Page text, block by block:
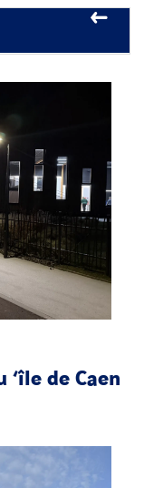
de Caen